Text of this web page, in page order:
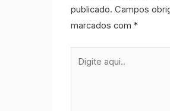
publicado. Campos
marcados com*
aqui..